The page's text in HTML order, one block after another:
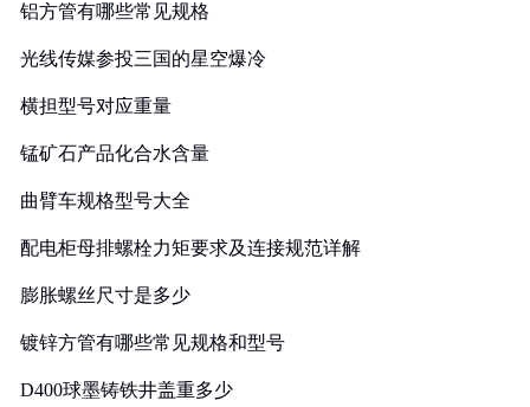
铝方管有哪些常见规格
光线传媒参投三国的星空爆冷
横担型号对应重量
锰矿石产品化合水含量
曲臂车规格型号大全
配电柜母排螺栓力矩要求及连接规范详解
膨胀螺丝尺寸是多少
镀锌方管有哪些常见规格和型号
D400球墨铸铁井盖重多少